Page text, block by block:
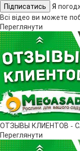
Підписатись Я
Всі відео ви можете
Переглянути
ОТЗЫВЫ КЛИЕНТОВ -
Переглянути